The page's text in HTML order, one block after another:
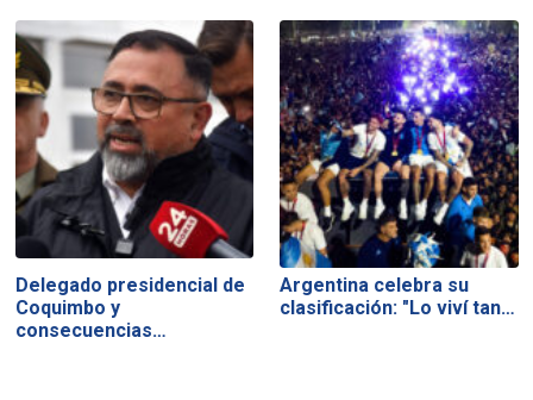
Delegado presidencial de
Coquimbo y
consecuencias…
Argentina celebra su
clasificación: "Lo viví tan…